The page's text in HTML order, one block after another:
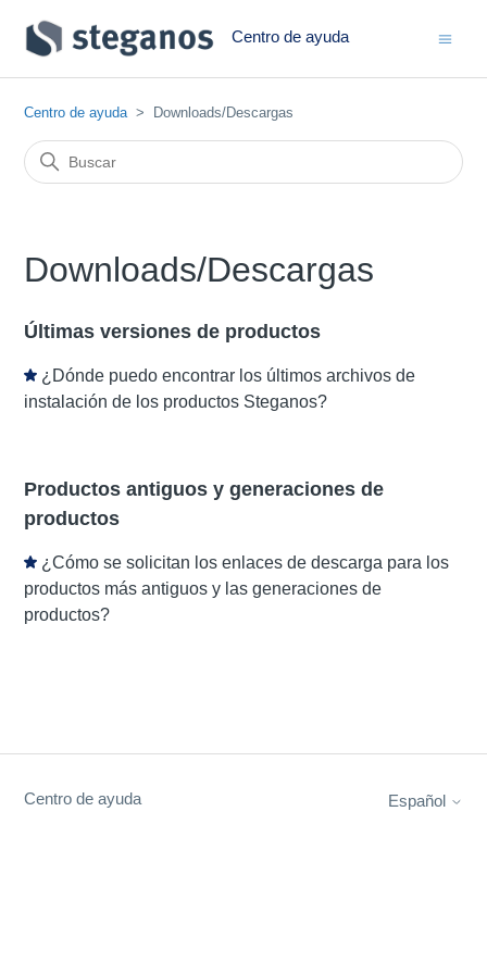
Centro de ayuda
Centro de ayuda Downloads/Descargas
Downloads/Descargas
Últimas versiones de productos
¿Dónde puedo encontrar los últimos archivos de
instalación de los productos Steganos?
Productos antiguos y generaciones de
productos
¿Cómo se solicitan los enlaces de descarga para los
productos más antiguos y las generaciones de
productos?
Centro de ayuda Español